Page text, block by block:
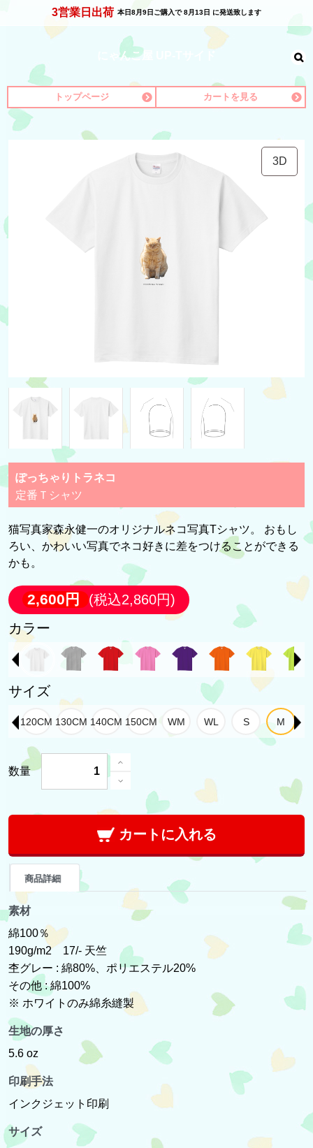
3営業日出荷 本日8月9日 ご購入で8月13日 に発送致します
にゃんこ屋 UP-Tサイド
トップページ カートを見る
3D
ぽっちゃりトラネコ
定番Ｔシャツ
猫写真家森永健一のオリジナルネコ写真Tシャツ。 おもし
ろい、かわいい写真でネコ好きに差をつけることができる
かも。
2,600円
(税込2,860円)
カラー
サイズ
数量
カートに入れる
商品詳細
素材
綿100％
190g/m2 17/- 天竺
杢グレー : 綿80%、ポリエステル20%
その他 : 綿100%
※ ホワイトのみ綿糸縫製
生地の厚さ
5.6 oz
印刷手法
インクジェット印刷
サイズ